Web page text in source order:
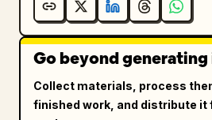
Go beyond generating
Collect materials, process
finished work, and distribute it